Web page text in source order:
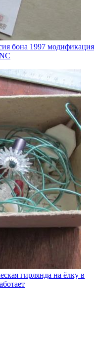
бона 1997 модификация
гирлянда на ёлку в